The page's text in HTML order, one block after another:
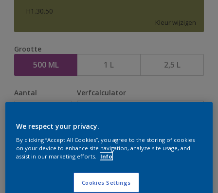
H1.30.50
Kleur wijzigen
Grootte
500 ML 1 L 2,5 L
Aantal Verfcalculator
Op dit moment is het niet mogelijk dit product online
te bestellen. Houd de website in de gaten, we werken
We respect your privacy.
By clicking “Accept All Cookies”, you agree to the storing of cookies
on your device to enhance site navigation, analyze site usage, and
assist in our marketing efforts.
Info
Cookies Settings